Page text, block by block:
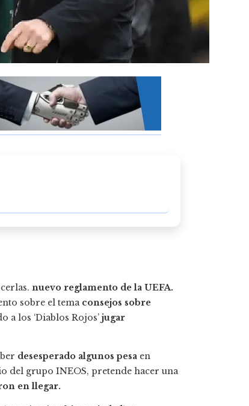
nuevo reglamento de la UEFA.
sobre el tema consejos sobre
a los ‘Diablos Rojos’ jugar
desesperado algunos pesa en
del grupo INEOS, pretende hacer una
en llegar.